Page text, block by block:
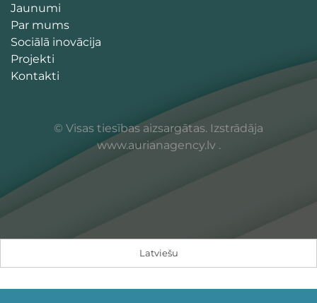
Jaunumi
Par mums
Sociālā inovācija
Projekti
Kontakti
© Visas tiesības aizsargātas. Izstrādāja
www.aurianagency.lv .
Latviešu